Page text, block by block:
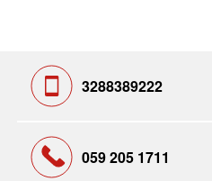
3288389222
059 205 1711